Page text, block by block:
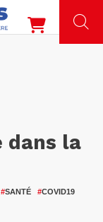
dans la
#SANTÉ #COVID19